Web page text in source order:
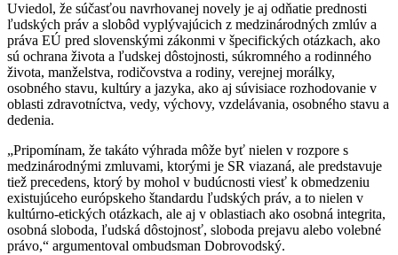
Uviedol, že súčasťou navrhovanej novely je aj odňatie prednosti
ľudských práv a slobôd vyplývajúcich z medzinárodných zmlúv a
práva EÚ pred slovenskými zákonmi v špecifických otázkach, ako
sú ochrana života a ľudskej dôstojnosti, súkromného a rodinného
života, manželstva, rodičovstva a rodiny, verejnej morálky,
osobného stavu, kultúry a jazyka, ako aj súvisiace rozhodovanie v
oblasti zdravotníctva, vedy, výchovy, vzdelávania, osobného stavu a
dedenia.
„Pripomínam, že takáto výhrada môže byť nielen v rozpore s
medzinárodnými zmluvami, ktorými je SR viazaná, ale predstavuje
tiež precedens, ktorý by mohol v budúcnosti viesť k obmedzeniu
existujúceho európskeho štandardu ľudských práv, a to nielen v
kultúrno-etických otázkach, ale aj v oblastiach ako osobná integrita,
osobná sloboda, ľudská dôstojnosť, sloboda prejavu alebo volebné
právo,“ argumentoval ombudsman Dobrovodský.